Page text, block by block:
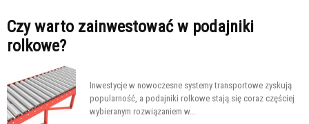
Czy warto zainwestować w podajniki
rolkowe?
Inwestycje w nowoczesne systemy transportowe zyskują
popularność, a podajniki rolkowe stają się coraz częściej
wybieranym rozwiązaniem w...